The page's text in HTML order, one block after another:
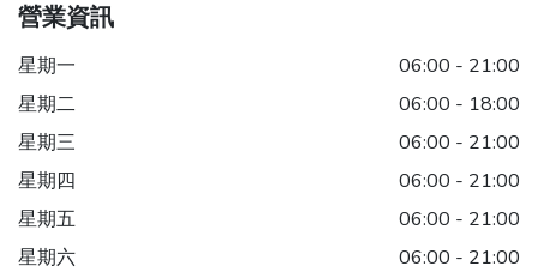
營業資訊
星期一
06:00 - 21:00
星期二
06:00 - 18:00
星期三
06:00 - 21:00
星期四
06:00 - 21:00
星期五
06:00 - 21:00
星期六
06:00 - 21:00